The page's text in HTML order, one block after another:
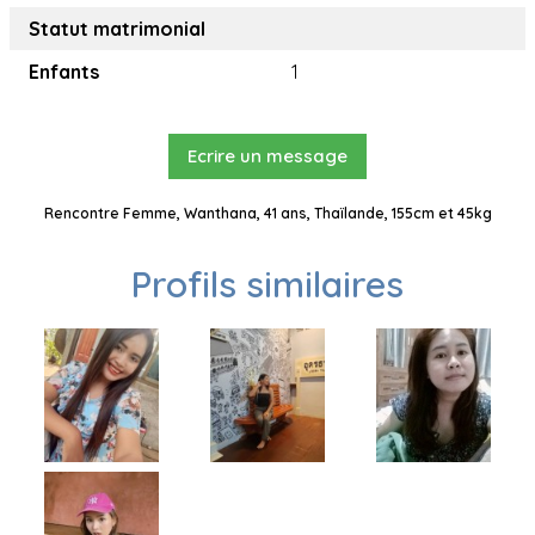
Statut matrimonial
Enfants
1
Ecrire un message
Rencontre Femme, Wanthana, 41 ans, Thaïlande, 155cm et 45kg
Profils similaires